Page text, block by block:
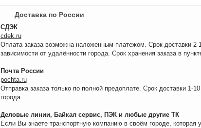
Доставка по России
СДЭК
cdek.ru
Оплата заказа возможна наложенным платежом. Срок доставки 2-
зависимости от удалённости города. Срок хранения заказа в
Почта России
pochta.ru
Отправка заказа только по полной предоплате. Срок доставки 1-
города.
Деловые линии, Байкал сервис, ПЭК и любые другие ТК
Если Вы знаете транспортную компанию в своём городе,